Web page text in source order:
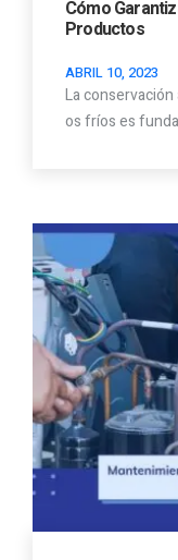
Cómo
Productos
ABRIL 10, 2023
La
os fríos es